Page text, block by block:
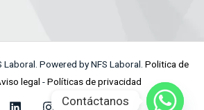
Powered by NFS Laboral. Politica de
legal -Políticas de privacidad
Contáctanos